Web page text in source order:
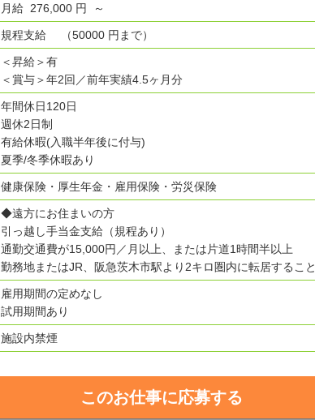
月給 276,000 円 ～
規程支給 （50000 円まで）
＜昇給＞有
＜賞与＞年2回／前年実績4.5ヶ月分
年間休日120日
週休2日制
有給休暇(入職半年後に付与)
夏季/冬季休暇あり
健康保険・厚生年金・雇用保険・労災保険
◆遠方にお住まいの方
引っ越し手当金支給（規程あり）
通勤交通費が15,000円／月以上、または片道1時間半以上
勤務地またはJR、阪急茨木市駅より2キロ圏内に転居すること
雇用期間の定めなし
試用期間あり
施設内禁煙
このお仕事に応募する